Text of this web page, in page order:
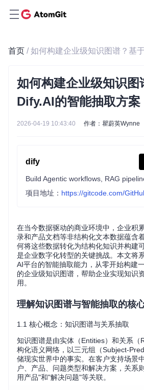
首页
如何构建企业级知识图
Dify.AI的智能抽取方案
2026-04-19 10:43:40 作者：瞿蔚英Wynne
dify
项目地址： https://gitcode.com/
在当今数据驱动的商业环境中，企业积
录和产品文档等非结构化文本数据蕴含
何将这些数据转化为结构化知识并构建
是企业数字化转型的关键挑战。本文将
AI平台的智能抽取能力，从零开始构建
的企业级知识图谱，帮助企业实现知识
用。
理解知识图谱与智能抽取的核
1.1 核心概念：知识图谱与关系抽取
知识图谱是由实体（Entities）和关系（
构化语义网络，以三元组（Subject-
储现实世界中的事实。在客户支持场景
户、产品、问题类型和解决方案，关系
用产品"和"解决问题"等关联。